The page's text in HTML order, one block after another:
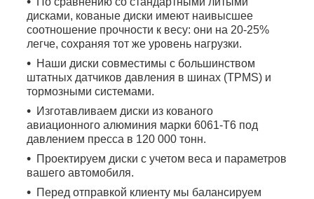
дисками, кованые диски имеют наивысшее
соотношение прочности к весу: они на 20-25%
легче, сохраняя тот же уровень нагрузки.
Наши диски совместимы с большинством
штатных датчиков давления в шинах (TPMS) и
тормозными системами.
Изготавливаем диски из кованого
авиационного алюминия марки 6061-T6 под
давлением пресса в 120 000 тонн.
Проектируем диски с учетом веса и параметров
вашего автомобиля.
Перед отправкой клиенту мы балансируем